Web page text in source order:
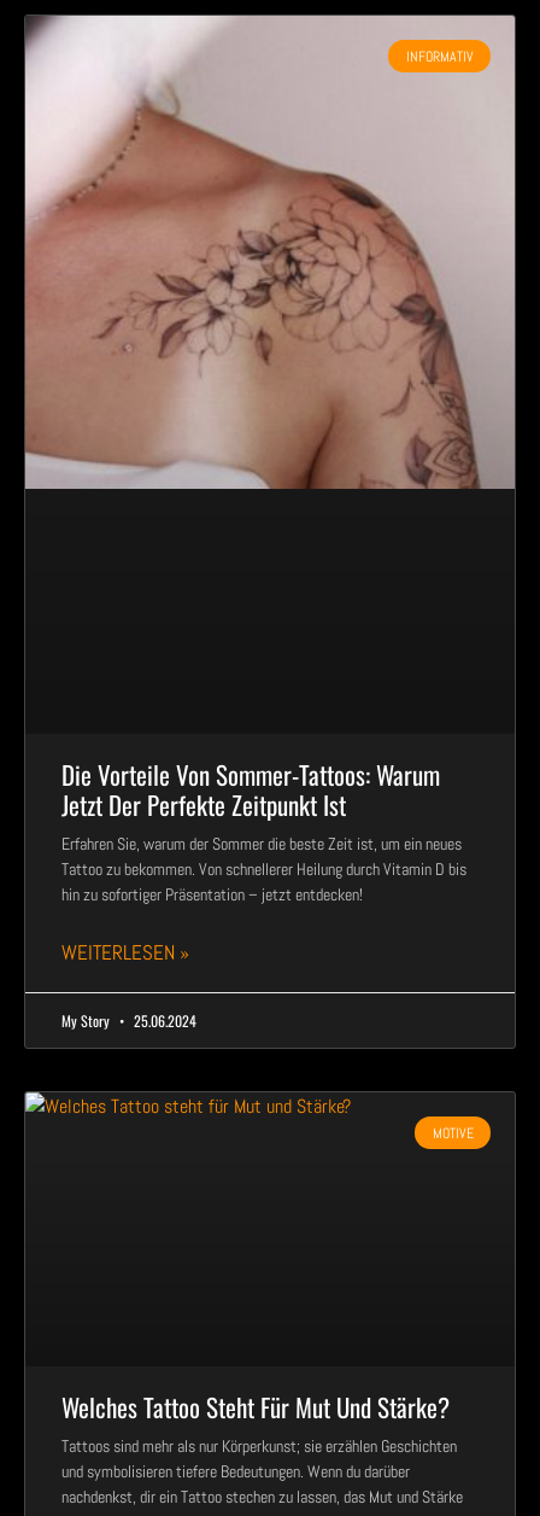
INFORMATIV
Die Vorteile Von Sommer-Tattoos: Warum
Jetzt Der Perfekte Zeitpunkt Ist
Erfahren Sie, warum der Sommer die beste Zeit ist, um ein neues
Tattoo zu bekommen. Von schnellerer Heilung durch Vitamin D bis
hin zu sofortiger Präsentation – jetzt entdecken!
WEITERLESEN »
My Story 25.06.2024
MOTIVE
Welches Tattoo Steht Für Mut Und Stärke?
Tattoos sind mehr als nur Körperkunst; sie erzählen Geschichten
und symbolisieren tiefere Bedeutungen. Wenn du darüber
nachdenkst, dir ein Tattoo stechen zu lassen, das Mut und Stärke